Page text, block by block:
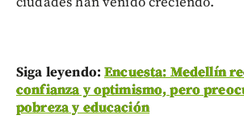
Siga leyendo:Encuesta: Medellín
confianza y optimismo, pero
pobreza y educación